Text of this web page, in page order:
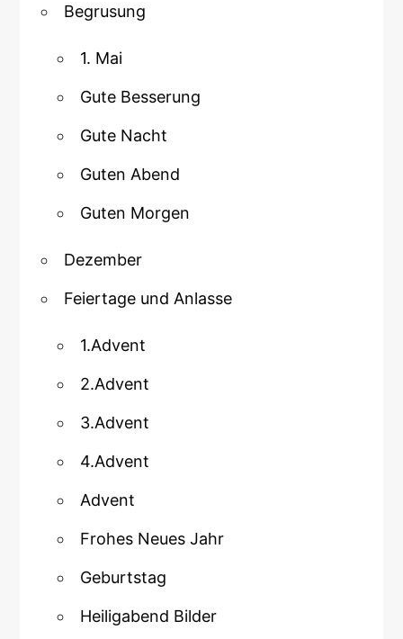
Begrusung
1. Mai
Gute Besserung
Gute Nacht
Guten Abend
Guten Morgen
Dezember
Feiertage und Anlasse
1.Advent
2.Advent
3.Advent
4.Advent
Advent
Frohes Neues Jahr
Geburtstag
Heiligabend Bilder